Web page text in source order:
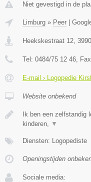
Niet gevestigd in de
Limburg » Peer
Heekskestraat 12, 3990
Tel: 0484/75 12 46,
E-mail › Logopedie
Website onbekend
Ik ben een zelfstandig
kinderen, ▼
Diensten: Logopediste
Openingstijden
Sociale media: